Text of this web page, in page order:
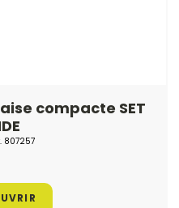
compacte SET
807257